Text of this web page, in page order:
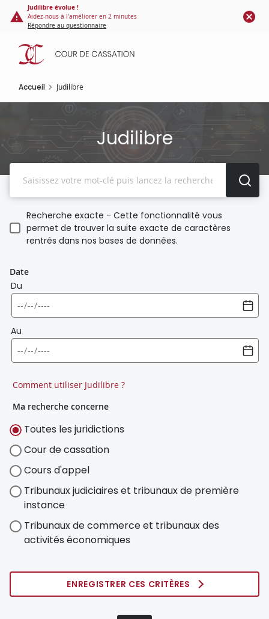
Panneau de gestion des cookies
contenu
principal
Judilibre évolue !
Aidez-nous à l'améliorer en 2 minutes
Répondre au questionnaire
Accueil Judilibre
Judilibre
Recherche exacte - Cette fonctionnalité vous
permet de trouver la suite exacte de caractères
rentrés dans nos bases de données.
Date
Du
Au
Comment utiliser Judilibre ?
Ma recherche concerne
Toutes les juridictions
Cour de cassation
Cours d'appel
Tribunaux judiciaires et tribunaux de première
instance
Tribunaux de commerce et tribunaux des
activités économiques
ENREGISTRER CES CRITÈRES